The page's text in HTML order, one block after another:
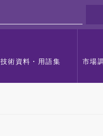
技術資料・用語集 市場